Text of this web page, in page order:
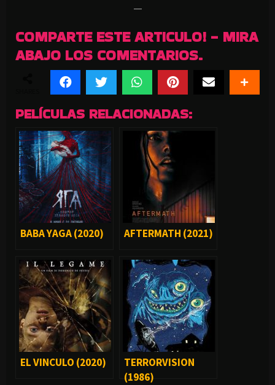
—
COMPARTE ESTE ARTICULO! - MIRA
ABAJO LOS COMENTARIOS.
PELÍCULAS RELACIONADAS:
BABA YAGA (2020) AFTERMATH (2021)
EL VINCULO (2020)
TERRORVISION
(1986)